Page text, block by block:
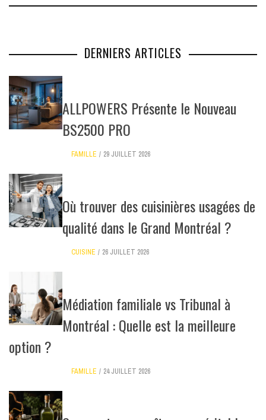
DERNIERS ARTICLES
ALLPOWERS Présente le Nouveau
BS2500 PRO
FAMILLE 29 JUILLET 2026
Où trouver des cuisinières usagées de
qualité dans le Grand Montréal ?
CUISINE 26 JUILLET 2026
Médiation familiale vs Tribunal à
Montréal : Quelle est la meilleure
option ?
FAMILLE 24 JUILLET 2026